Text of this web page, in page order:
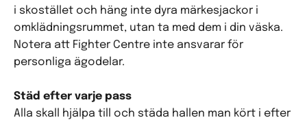
i skostället och häng inte dyra märkesjackor i
omklädningsrummet, utan ta med dem i din väska.
Notera att Fighter Centre inte ansvarar för
personliga ägodelar.
Städ efter varje pass
Alla skall hjälpa till och städa hallen man kört i efter